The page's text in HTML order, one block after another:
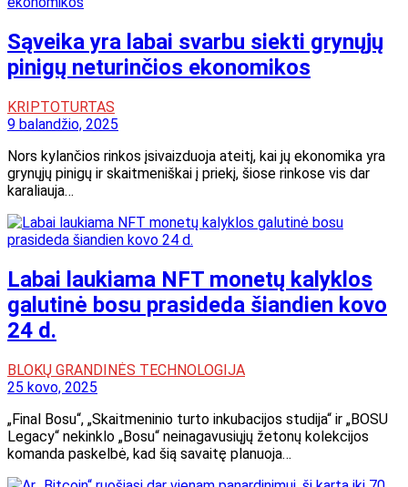
Sąveika yra labai svarbu siekti grynųjų
pinigų neturinčios ekonomikos
KRIPTOTURTAS
9 balandžio, 2025
Nors kylančios rinkos įsivaizduoja ateitį, kai jų ekonomika yra
grynųjų pinigų ir skaitmeniškai į priekį, šiose rinkose vis dar
karaliauja…
Labai laukiama NFT monetų kalyklos
galutinė bosu prasideda šiandien kovo
24 d.
BLOKŲ GRANDINĖS TECHNOLOGIJA
25 kovo, 2025
„Final Bosu“, „Skaitmeninio turto inkubacijos studija“ ir „BOSU
Legacy“ nekinklo „Bosu“ neinagavusiųjų žetonų kolekcijos
komanda paskelbė, kad šią savaitę planuoja…